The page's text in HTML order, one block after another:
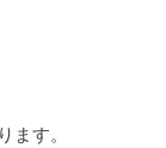
ます。